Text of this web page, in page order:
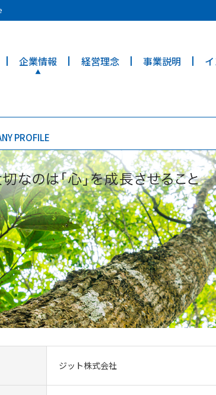
企業情報 経営理念 事業説明
PROFILE
ジット株式会社
cookies to track your activities? We take your